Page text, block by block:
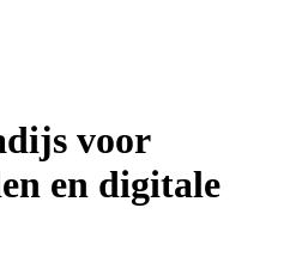
voor
en digitale